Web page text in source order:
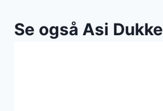
Se også Asi Dukke